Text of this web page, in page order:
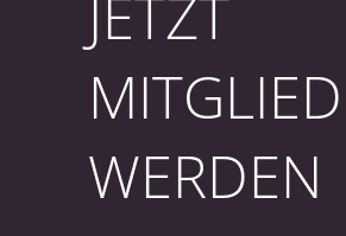
JETZT
MITGLIED
WERDEN